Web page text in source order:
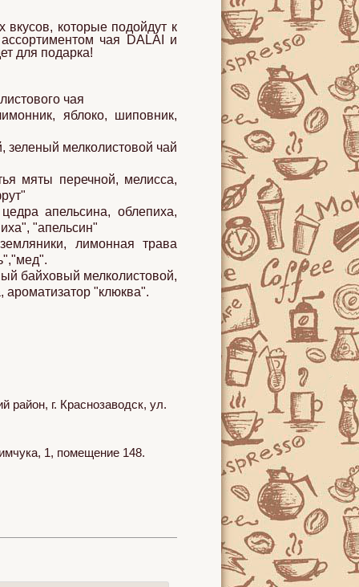
которые подойдут к
чая DALAI и
для подарка!
чая
яблоко, шиповник,
зеленый мелколистовой чай
мяты перечной, мелисса,
апельсина, облепиха,
"апельсин"
лимонная трава
байховый мелколистовой,
ароматизатор "клюква".
г. Краснозаводск, ул.
1, помещение 148.